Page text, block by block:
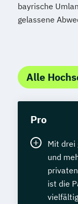
bayrische
gelassene
Alle
Pro
Mit drei
und
ist die